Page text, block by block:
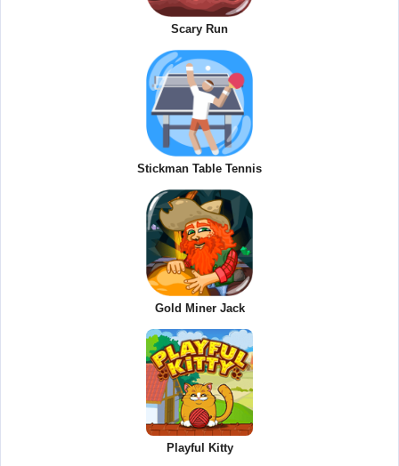
Scary Run
Stickman Table Tennis
Gold Miner Jack
Playful Kitty